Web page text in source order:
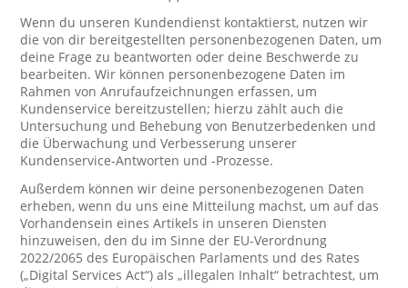
Wenn du unseren Kundendienst kontaktierst, nutzen wir
die von dir bereitgestellten personenbezogenen Daten, um
deine Frage zu beantworten oder deine Beschwerde zu
bearbeiten. Wir können personenbezogene Daten im
Rahmen von Anrufaufzeichnungen erfassen, um
Kundenservice bereitzustellen; hierzu zählt auch die
Untersuchung und Behebung von Benutzerbedenken und
die Überwachung und Verbesserung unserer
Kundenservice-Antworten und -Prozesse.
Außerdem können wir deine personenbezogenen Daten
erheben, wenn du uns eine Mitteilung machst, um auf das
Vorhandensein eines Artikels in unseren Diensten
hinzuweisen, den du im Sinne der EU-Verordnung
2022/2065 des Europäischen Parlaments und des Rates
(„Digital Services Act“) als „illegalen Inhalt“ betrachtest, um